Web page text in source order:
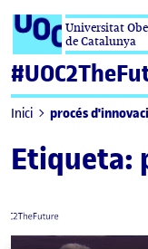
Saltar al contingut
Universitat
de Catalunya
Inici procés
Etiqueta: